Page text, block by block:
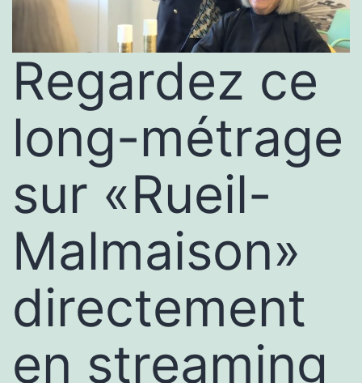
Regardez ce
long-métrage
sur «Rueil-
Malmaison»
directement
en streaming